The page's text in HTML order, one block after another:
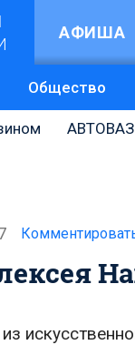
АФИША
Общество
АВТОВАЗ